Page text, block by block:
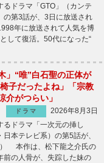
ドラマ「GTO」（カンテ
の第3話が、3日に放送され
年に放送されて人気を博
して復活。50代になった“
」“唯”白石聖の正体が
子だったよね」「宗教
介がつらい」
ドラマ
2026年8月3日
ドラマ「一次元の挿し
本テレビ系）の第5話が、
） 本作は、松下龍之介氏の
前の人骨が、失踪した妹の